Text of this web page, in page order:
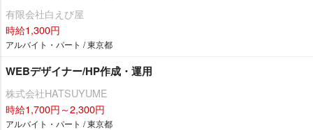
有限会社白えび屋
時給1,300円
アルバイト・パート / 東京都
WEBデザイナー/HP作成・運用
株式会社HATSUYUME
時給1,700円～2,300円
アルバイト・パート / 東京都